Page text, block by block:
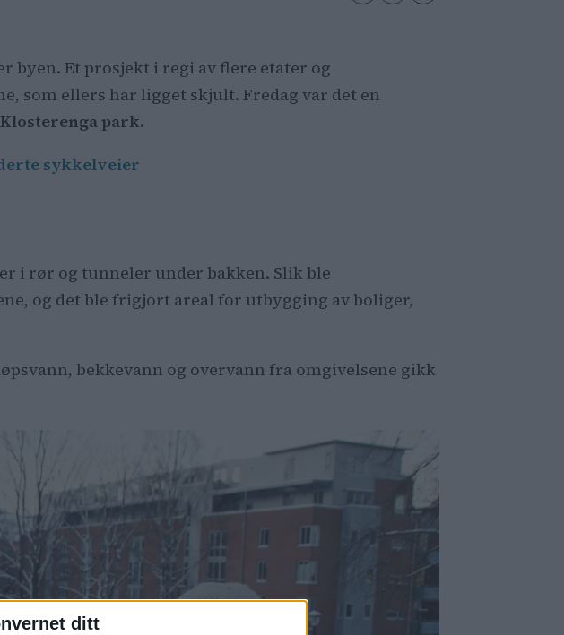
ditt
Et prosjekt i regi av flere etater og
som ellers har ligget skjult. Fredag var det en
Klosterenga park.
sykkelveier
i rør og tunneler under bakken. Slik ble
og det ble frigjort areal for utbygging av boliger,
bekkevann og overvann fra omgivelsene gikk